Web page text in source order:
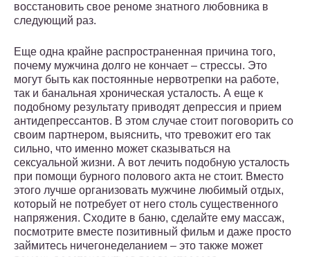
восстановить свое реноме знатного любовника в
следующий раз.
Еще одна крайне распространенная причина того,
почему мужчина долго не кончает – стрессы. Это
могут быть как постоянные нервотрепки на работе,
так и банальная хроническая усталость. А еще к
подобному результату приводят депрессия и прием
антидепрессантов. В этом случае стоит поговорить со
своим партнером, выяснить, что тревожит его так
сильно, что именно может сказываться на
сексуальной жизни. А вот лечить подобную усталость
при помощи бурного полового акта не стоит. Вместо
этого лучше организовать мужчине любимый отдых,
который не потребует от него столь существенного
напряжения. Сходите в баню, сделайте ему массаж,
посмотрите вместе позитивный фильм и даже просто
займитесь ничегонеделанием – это также может